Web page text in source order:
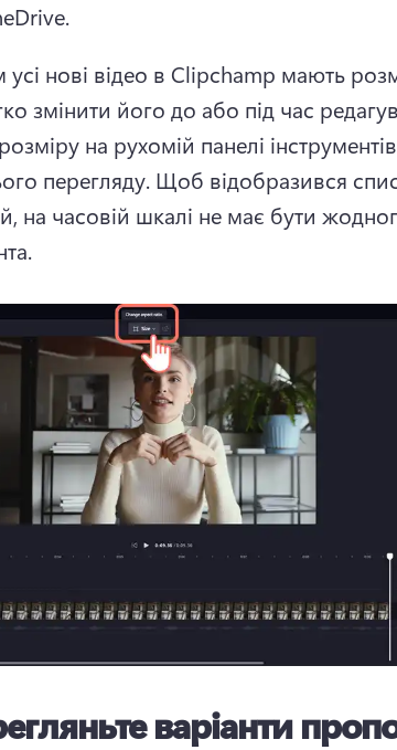
нові відео в Clipchamp мають
на рухомій панелі
перегляду. Щоб відобразився
на часовій шкалі не має бути
варіанти